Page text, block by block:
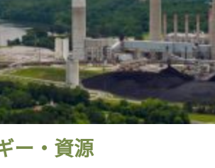
ー・資源